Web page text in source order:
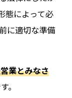
態によって必
に適切な準備
業とみなさ
。